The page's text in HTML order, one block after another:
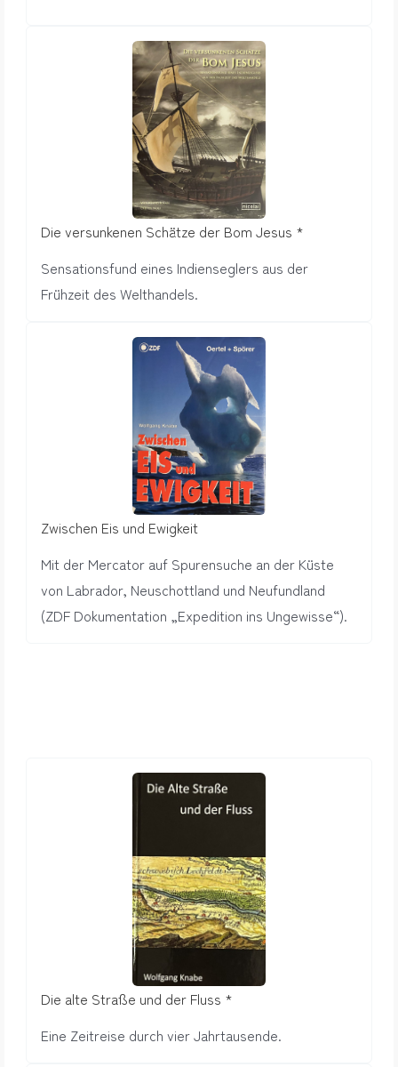
Die versunkenen Schätze der Bom Jesus *
Sensationsfund eines Indienseglers aus der
Frühzeit des Welthandels.
Zwischen Eis und Ewigkeit
Mit der Mercator auf Spurensuche an der Küste
von Labrador, Neuschottland und Neufundland
(ZDF Dokumentation „Expedition ins Ungewisse“).
Die alte Straße und der Fluss *
Eine Zeitreise durch vier Jahrtausende.